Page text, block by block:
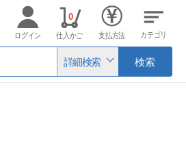
詳細検索 検索
ログイン 仕入かご
0
支払方法 カテゴリ